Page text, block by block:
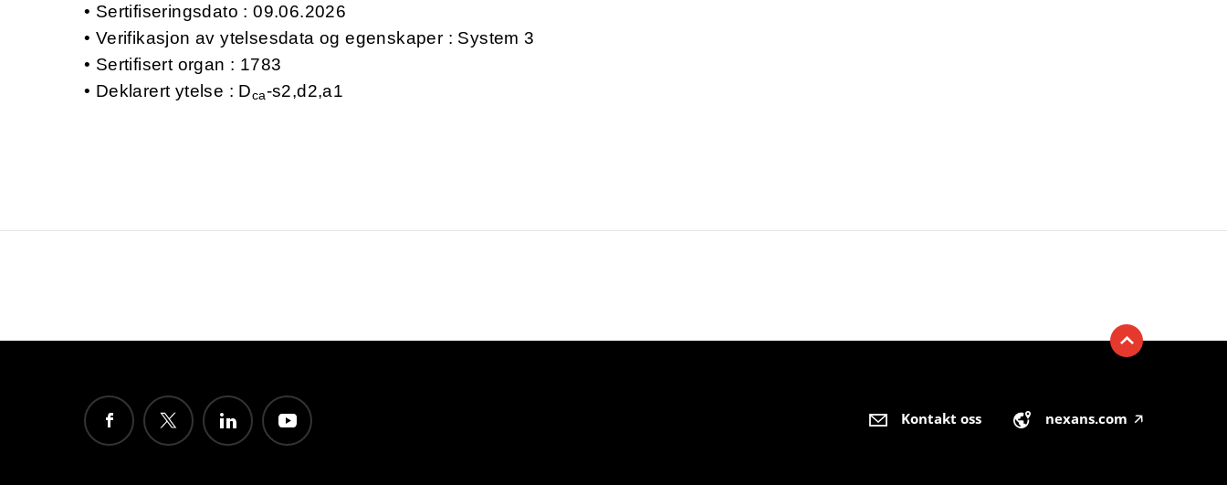
Sertifiseringsdato : 09.06.2026
Verifikasjon av ytelsesdata og egenskaper : System 3
Sertifisert organ : 1783
Deklarert ytelse : Dca-s2,d2,a1
Kontakt oss nexans.com 🡥